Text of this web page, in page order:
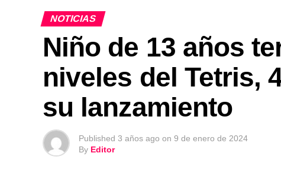
NOTICIAS
Niño de 13 años
niveles del Tetris,
su lanzamiento
Published 3 años ago on 9 de enero de 2024
By Editor